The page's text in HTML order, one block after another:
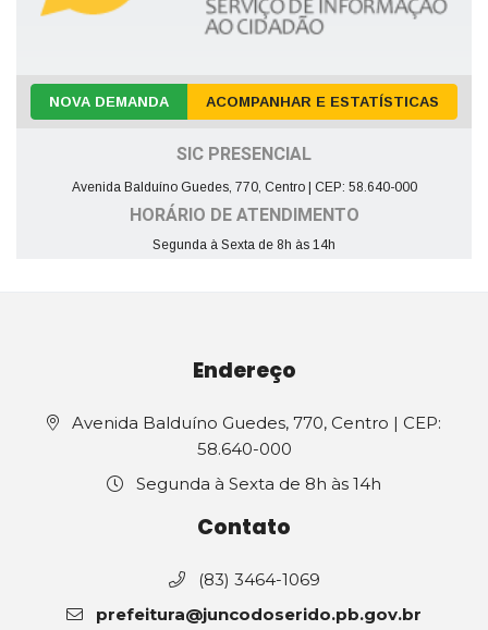
NOVA DEMANDA ACOMPANHAR E ESTATÍSTICAS
SIC PRESENCIAL
Avenida Balduíno Guedes, 770, Centro | CEP: 58.640-000
HORÁRIO DE ATENDIMENTO
Segunda à Sexta de 8h às 14h
Endereço
Avenida Balduíno Guedes, 770, Centro | CEP:
58.640-000
Segunda à Sexta de 8h às 14h
Contato
(83) 3464-1069
prefeitura@juncodoserido.pb.gov.br